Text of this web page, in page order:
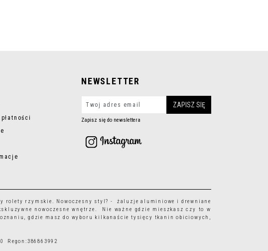
NEWSLETTER
Zapisz się do newslettera
rolety rzymskie. Nowoczesny styl? - żaluzje aluminiowe i drewniane
nowoczesne wnętrze. Nie ważne gdzie mieszkasz czy to w
gdzie masz do wyboru kilkanaście tysięcy tkanin obiciowych ,
Regon:386863992